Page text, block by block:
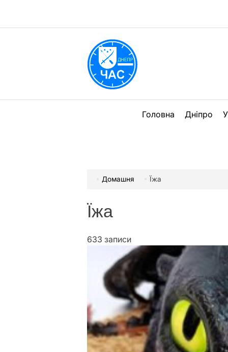
вмісту
Головна Дніпро
Домашня Їжа
Їжа
633 записи